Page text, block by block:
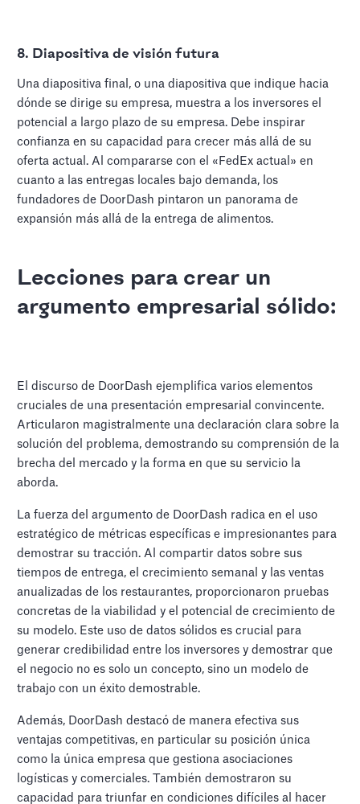
8. Diapositiva de visión futura
Una diapositiva final, o una diapositiva que indique hacia
dónde se dirige su empresa, muestra a los inversores el
potencial a largo plazo de su empresa. Debe inspirar
confianza en su capacidad para crecer más allá de su
oferta actual. Al compararse con el «FedEx actual» en
cuanto a las entregas locales bajo demanda, los
fundadores de DoorDash pintaron un panorama de
expansión más allá de la entrega de alimentos.
Lecciones para crear un
argumento empresarial sólido:
El discurso de DoorDash ejemplifica varios elementos
cruciales de una presentación empresarial convincente.
Articularon magistralmente una declaración clara sobre la
solución del problema, demostrando su comprensión de la
brecha del mercado y la forma en que su servicio la
aborda.
La fuerza del argumento de DoorDash radica en el uso
estratégico de métricas específicas e impresionantes para
demostrar su tracción. Al compartir datos sobre sus
tiempos de entrega, el crecimiento semanal y las ventas
anualizadas de los restaurantes, proporcionaron pruebas
concretas de la viabilidad y el potencial de crecimiento de
su modelo. Este uso de datos sólidos es crucial para
generar credibilidad entre los inversores y demostrar que
el negocio no es solo un concepto, sino un modelo de
trabajo con un éxito demostrable.
Además, DoorDash destacó de manera efectiva sus
ventajas competitivas, en particular su posición única
como la única empresa que gestiona asociaciones
logísticas y comerciales. También demostraron su
capacidad para triunfar en condiciones difíciles al hacer